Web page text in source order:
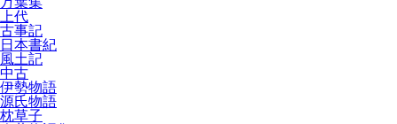
上代
古事記
日本書紀
風土記
中古
伊勢物語
源氏物語
枕草子